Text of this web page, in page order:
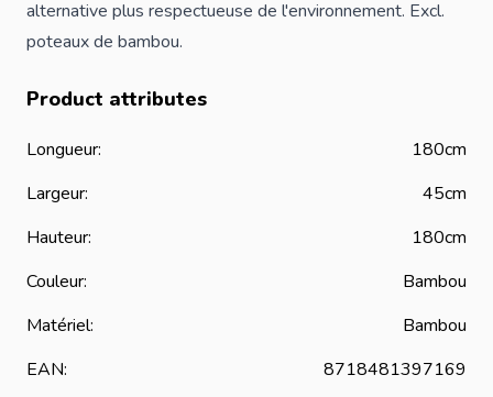
alternative plus respectueuse de l'environnement. Excl.
poteauxde bambou.
Product attributes
Longueur:
180cm
Largeur:
45cm
Hauteur:
180cm
Couleur:
Bambou
Matériel:
Bambou
EAN:
8718481397169